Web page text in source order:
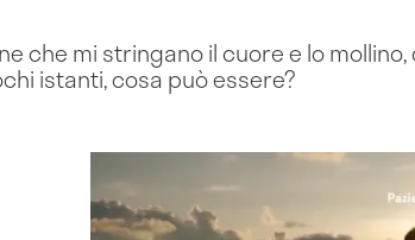
che mi stringano il cuore e lo
istanti, cosa può essere?